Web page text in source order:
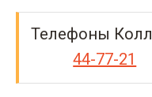
Телефоны
44-77-21